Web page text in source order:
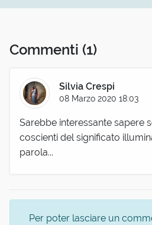
Commenti (1)
Silvia Crespi
08 Marzo 2020 18:03
Sarebbe interessante sapere
coscienti del significato
parola...
Per poter lasciare un